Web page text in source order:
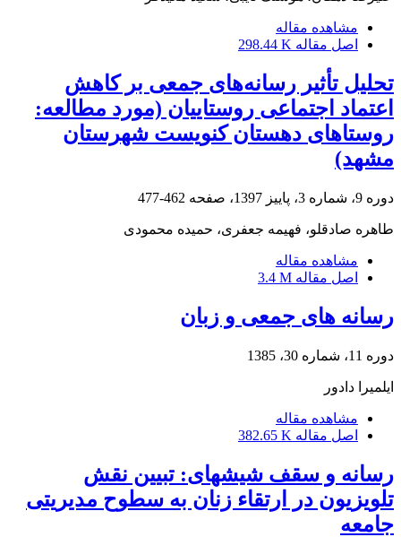
مشاهده مقاله
اصل مقاله 298.44 K
تحلیل تأثیر رسانه‌های جمعی بر کاهش
اعتماد اجتماعی روستاییان (مورد مطالعه:
روستاهای دهستان کنویست شهرستان
مشهد)
دوره 9، شماره 3، پاییز 1397، صفحه 462-477
طاهره صادقلو، فهیمه جعفری، حمیده محمودی
مشاهده مقاله
اصل مقاله 3.4 M
رسانه های جمعی و زبان
دوره 11، شماره 30، 1385
ایلمیرا دادور
مشاهده مقاله
اصل مقاله 382.65 K
رسانه و سقف شیشه‎ای: تبیین نقش
تلویزیون در ارتقاء زنان به سطوح مدیریتی
جامعه